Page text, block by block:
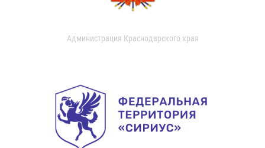
Администрация Краснодарского края